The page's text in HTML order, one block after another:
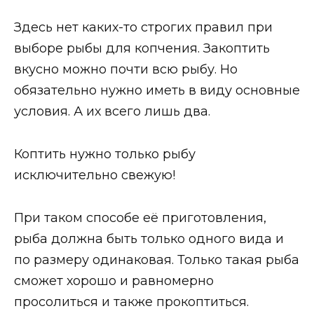
Здесь нет каких-то строгих правил при
выборе рыбы для копчения. Закоптить
вкусно можно почти всю рыбу. Но
обязательно нужно иметь в виду основные
условия. А их всего лишь два.
Коптить нужно только рыбу
исключительно свежую!
При таком способе её приготовления,
рыба должна быть только одного вида и
по размеру одинаковая. Только такая рыба
сможет хорошо и равномерно
просолиться и также прокоптиться.